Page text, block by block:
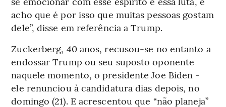
acho que é por isso que muitas pessoas gostam
dele”, disse em referência a Trump.
Zuckerberg, 40 anos, recusou-se no entanto a
endossar Trump ou seu suposto oponente
naquele momento, o presidente Joe Biden -
ele renunciou à candidatura dias depois, no
domingo (21). E acrescentou que “não planeja”